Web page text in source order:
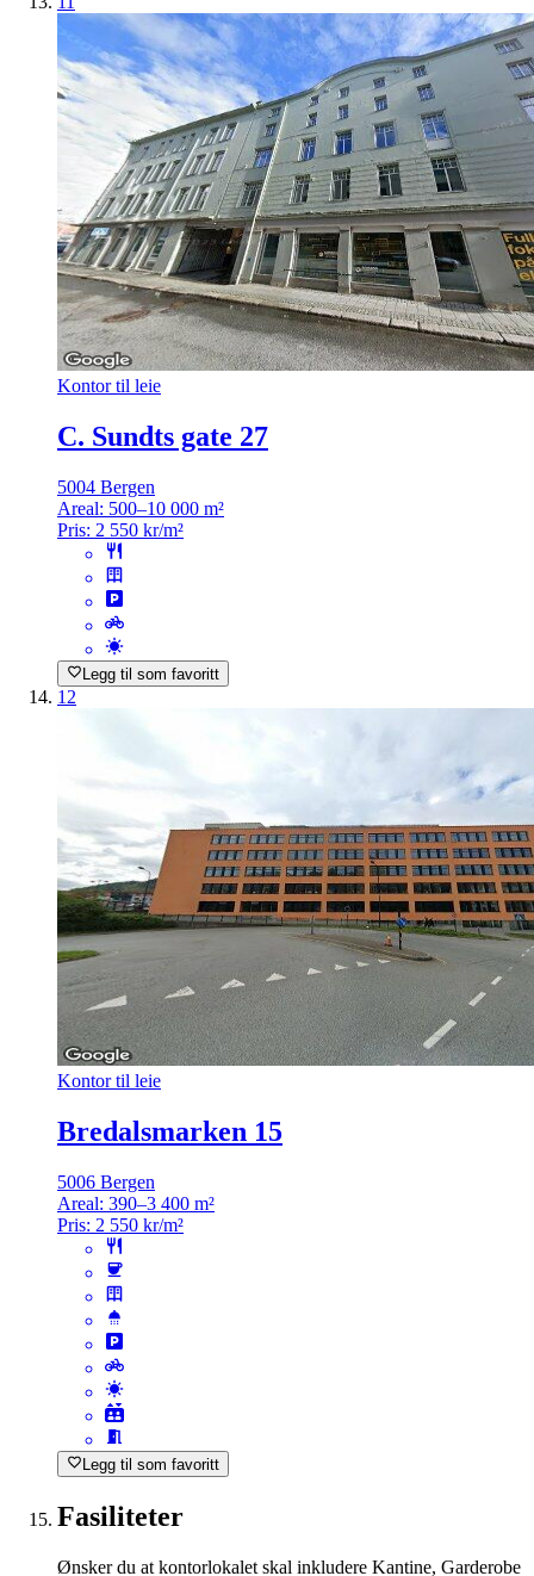
Kontor til leie
C. Sundts gate 27
5004 Bergen
Areal: 500–10 000 m²
Pris: 2 550 kr/m²
Legg til som favoritt
12
Kontor til leie
Bredalsmarken 15
5006 Bergen
Areal: 390–3 400 m²
Pris: 2 550 kr/m²
Legg til som favoritt
Fasiliteter
Ønsker du at kontorlokalet skal inkludere Kantine, Garderobe